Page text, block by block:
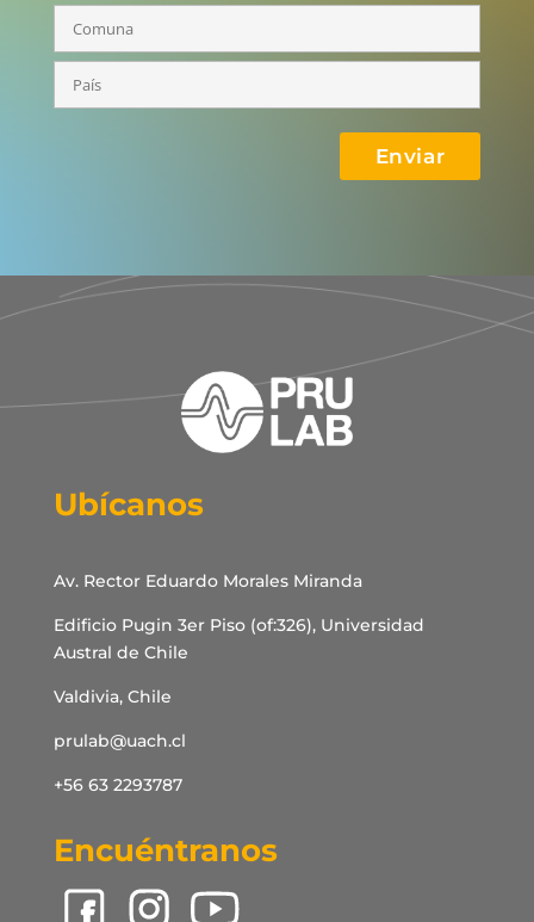
Ubícanos
Av. Rector Eduardo Morales Miranda
Edificio Pugin 3er Piso (of:326), Universidad
Austral de Chile
Valdivia, Chile
prulab@uach.cl
+56 63 2293787
Encuéntranos